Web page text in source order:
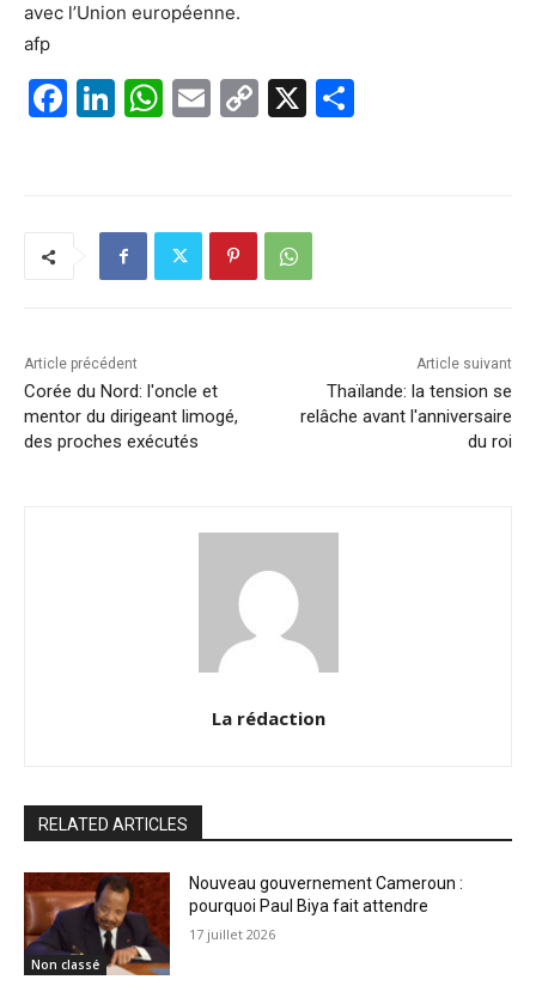
avec l’Union européenne.
afp
F
k
Li
dI
n
W
A
p
E
C
Li
n
X
Article précédent
Corée du Nord: l'oncle et
mentor du dirigeant limogé,
des proches exécutés
Article suivant
Thaïlande: la tension se
relâche avant l'anniversaire
du roi
La rédaction
RELATED ARTICLES
Non classé
Nouveau gouvernement Cameroun :
pourquoi Paul Biya fait attendre
17 juillet 2026